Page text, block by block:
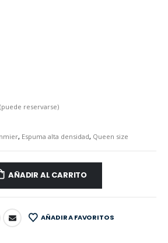
reservarse)
, Espuma alta densidad, Queen size
AÑADIR AL CARRITO
AÑADIR A FAVORITOS